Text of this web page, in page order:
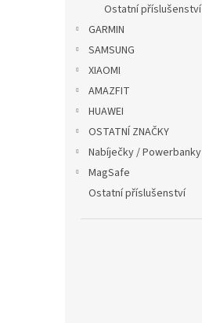
Ostatní příslušenství
GARMIN
SAMSUNG
XIAOMI
AMAZFIT
HUAWEI
OSTATNÍ ZNAČKY
Nabíječky / Powerbanky
MagSafe
Ostatní příslušenství